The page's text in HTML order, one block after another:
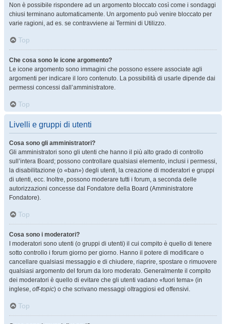
Non è possibile rispondere ad un argomento bloccato così come i sondaggi
chiusi terminano automaticamente. Un argomento può venire bloccato per
varie ragioni, ad es. se contravviene ai Termini di Utilizzo.
Top
Che cosa sono le icone argomento?
Le icone argomento sono immagini che possono essere associate agli
argomenti per indicare il loro contenuto. La possibilità di usarle dipende dai
permessi concessi dall’amministratore.
Top
Livelli e gruppi di utenti
Cosa sono gli amministratori?
Gli amministratori sono gli utenti che hanno il più alto grado di controllo
sull’intera Board; possono controllare qualsiasi elemento, inclusi i permessi,
la disabilitazione (o «ban») degli utenti, la creazione di moderatori e gruppi
di utenti, ecc. Inoltre, possono moderare tutti i forum, a seconda delle
autorizzazioni concesse dal Fondatore della Board (Amministratore
Fondatore).
Top
Cosa sono i moderatori?
I moderatori sono utenti (o gruppi di utenti) il cui compito è quello di tenere
sotto controllo i forum giorno per giorno. Hanno il potere di modificare o
cancellare qualsiasi messaggio e di chiudere, riaprire, spostare o rimuovere
qualsiasi argomento del forum da loro moderato. Generalmente il compito
dei moderatori è quello di evitare che gli utenti vadano «fuori tema» (in
inglese, off-topic) o che scrivano messaggi oltraggiosi ed offensivi.
Top